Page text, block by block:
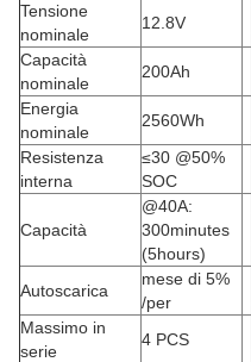
Tensione
nominale
12.8V
Capacità
nominale
200Ah
Energia
nominale
2560Wh
Resistenza
interna
≤30 @50%
SOC
Capacità
@40A:
300minutes
(5hours)
Autoscarica
mese di 5%
/per
Massimo in
serie
4 PCS